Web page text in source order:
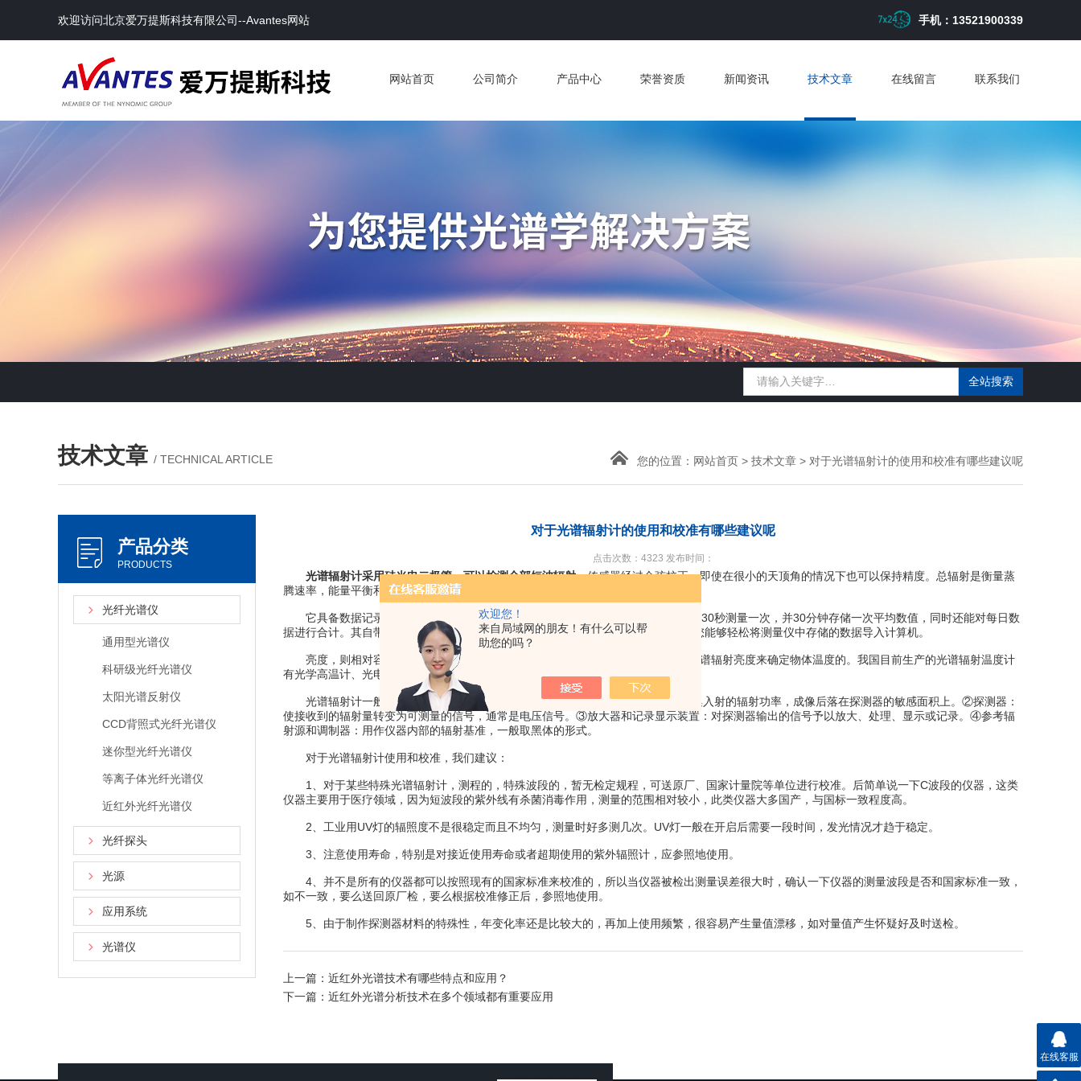
欢迎您！
来自局域网的朋友！有什么可以帮
助您的吗？
欢迎访问北京爱万提斯科技有限公司--Avantes网站 手机：13521900339
网站首页 公司简介 产品中心 荣誉资质 新闻资讯 技术文章 在线留言 联系我们
技术文章 / TECHNICAL ARTICLE 您的位置： 网站首页 > 技术文章 > 对于光谱辐射计的使用和校准有哪些建议呢
产品分类
PRODUCTS
光纤光谱仪
通用型光谱仪
科研级光纤光谱仪
太阳光谱反射仪
CCD背照式光纤光谱仪
迷你型光纤光谱仪
等离子体光纤光谱仪
近红外光纤光谱仪
光纤探头
光源
应用系统
光谱仪
对于光谱辐射计的使用和校准有哪些建议呢
点击次数：4323 发布时间：
光谱辐射计采用硅光电二极管，可以检测全部短波辐射。传感器经过余弦校正，即使在很小的天顶角的情况下也可以保持精度。总辐射是衡量蒸
腾速率，能量平衡和净辐射以及光伏电池检测的一个重要指标。
它具备数据记录功能，能够记录99个手动测量数据。在自动模式下，测量仪会每30秒测量一次，并30分钟存储一次平均数值，同时还能对每日数
据进行合计。其自带的显示屏能够让客户及时获得测量数据。通过AC-100数据线，您能够轻松将测量仪中存储的数据导入计算机。
亮度，则相对容易得多。故目前国内外使用的光谱辐射计都是根据被测物体的光谱辐射亮度来确定物体温度的。我国目前生产的光谱辐射温度计
有光学高温计、光电高温计及硅辐射温度计等。
光谱辐射计一般包含四个基本组成部分。①光学系统:以一定大小的孔径面积收集入射的辐射功率，成像后落在探测器的敏感面积上。②探测器：
使接收到的辐射量转变为可测量的信号，通常是电压信号。③放大器和记录显示装置：对探测器输出的信号予以放大、处理、显示或记录。④参考辐
射源和调制器：用作仪器内部的辐射基准，一般取黑体的形式。
对于光谱辐射计使用和校准，我们建议：
1、对于某些特殊光谱辐射计，测程的，特殊波段的，暂无检定规程，可送原厂、国家计量院等单位进行校准。后简单说一下C波段的仪器，这类
仪器主要用于医疗领域，因为短波段的紫外线有杀菌消毒作用，测量的范围相对较小，此类仪器大多国产，与国标一致程度高。
2、工业用UV灯的辐照度不是很稳定而且不均匀，测量时好多测几次。UV灯一般在开启后需要一段时间，发光情况才趋于稳定。
3、注意使用寿命，特别是对接近使用寿命或者超期使用的紫外辐照计，应参照地使用。
4、并不是所有的仪器都可以按照现有的国家标准来校准的，所以当仪器被检出测量误差很大时，确认一下仪器的测量波段是否和国家标准一致，
如不一致，要么送回原厂检，要么根据校准修正后，参照地使用。
5、由于制作探测器材料的特殊性，年变化率还是比较大的，再加上使用频繁，很容易产生量值漂移，如对量值产生怀疑好及时送检。
上一篇： 近红外光谱技术有哪些特点和应用？
下一篇： 近红外光谱分析技术在多个领域都有重要应用
在线客服